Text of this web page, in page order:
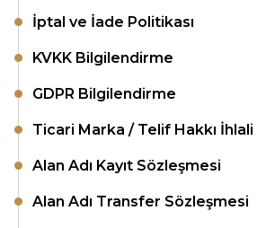
İptal ve İade Politikası
KVKK Bilgilendirme
GDPR Bilgilendirme
Ticari Marka / Telif Hakkı İhlali
Alan Adı Kayıt Sözleşmesi
Alan Adı Transfer Sözleşmesi